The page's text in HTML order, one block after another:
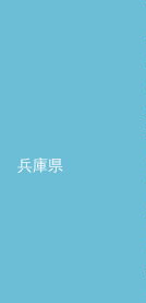
兵庫県